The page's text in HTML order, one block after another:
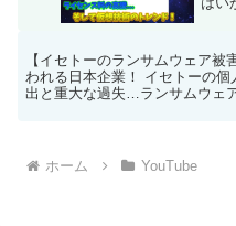
【イセトーのランサムウェア被
われる日本企業！ イセトーの個
出と重大な過失…ランサムウェア
ホーム YouTube